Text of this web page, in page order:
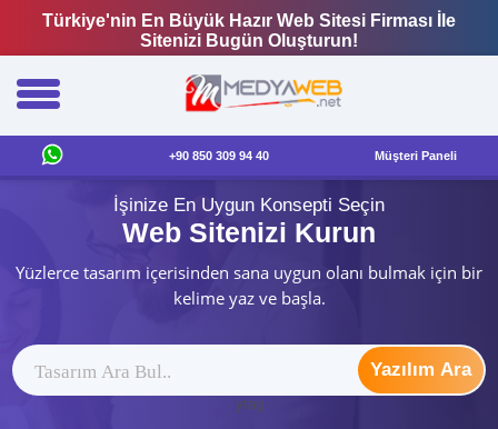
Türkiye'nin En Büyük Hazır Web Sitesi Firması İle
Sitenizi Bugün Oluşturun!
+90 850 309 94 40 Müşteri Paneli
İşinize En Uygun Konsepti Seçin
Web Sitenizi Kurun
Yüzlerce tasarım içerisinden sana uygun olanı bulmak için bir
kelime yaz ve başla.
Yazılım Ara
ytag